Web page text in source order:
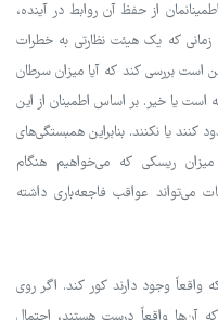
از حفظ آن روابط در آینده،
که یک هیئت نظارتی به خطرات
است بررسی کند که آیا میزان سرطان
است یا خیر. بر اساس اطمینان از این
یا نکنند. بنابراین همبستگی‌های
ریسکی که می‌خواهیم هنگام
می‌تواند عواقب فاجعه‌باری داشته
واقعاً وجود دارند کور کند. اگر روی